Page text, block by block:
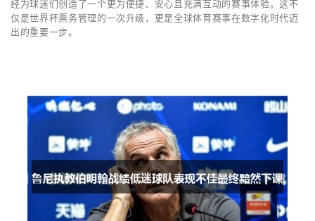
经为球迷们创造了一个更为便捷、安心且充满互动的赛事体验。这不
仅是世界杯票务管理的一次升级，更是全球体育赛事在数字化时代迈
出的重要一步。